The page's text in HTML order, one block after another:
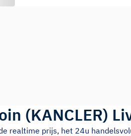
(KANCLER)
realtime prijs, het 24u